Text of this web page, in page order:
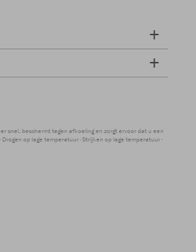
snel, beschermt tegen afkoeling en zorgt ervoor dat u een
Drogen op lage temperatuur Strijken op lage temperatuur